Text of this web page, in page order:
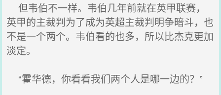
但韦伯不一样。韦伯几年前就在英甲联赛，
英甲的主裁判为了成为英超主裁判明争暗斗，也
不是一个两个。韦伯看的也多，所以比杰克更加
淡定。
“霍华德，你看看我们两个人是哪一边的？”